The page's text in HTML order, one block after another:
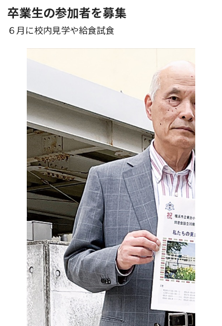
卒業生の参加者を募集
６月に校内見学や給食試食